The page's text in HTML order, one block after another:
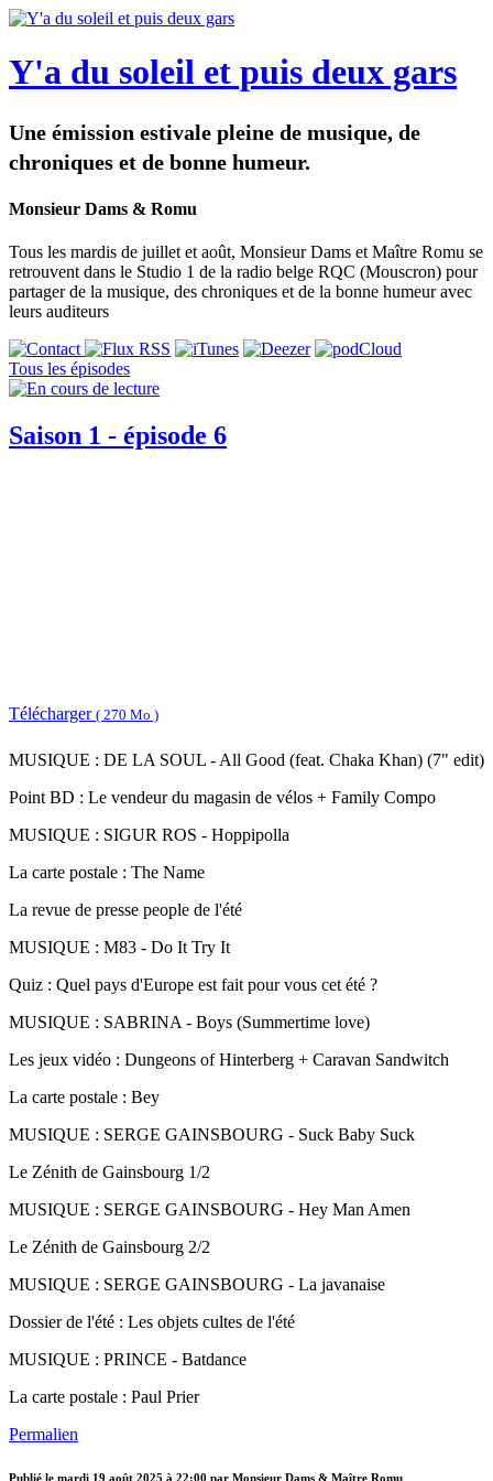
Y'a du soleil et puis deux gars
Une émission estivale pleine de musique, de
chroniques et de bonne humeur.
Monsieur Dams & Romu
Tous les mardis de juillet et août, Monsieur Dams et Maître Romu se
retrouvent dans le Studio 1 de la radio belge RQC (Mouscron) pour
partager de la musique, des chroniques et de la bonne humeur avec
leurs auditeurs
Tous les épisodes
Saison 1 - épisode 6
Télécharger ( 270 Mo )
MUSIQUE : DE LA SOUL - All Good (feat. Chaka Khan) (7" edit)
Point BD : Le vendeur du magasin de vélos + Family Compo
MUSIQUE : SIGUR ROS - Hoppipolla
La carte postale : The Name
La revue de presse people de l'été
MUSIQUE : M83 - Do It Try It
Quiz : Quel pays d'Europe est fait pour vous cet été ?
MUSIQUE : SABRINA - Boys (Summertime love)
Les jeux vidéo : Dungeons of Hinterberg + Caravan Sandwitch
La carte postale : Bey
MUSIQUE : SERGE GAINSBOURG - Suck Baby Suck
Le Zénith de Gainsbourg 1/2
MUSIQUE : SERGE GAINSBOURG - Hey Man Amen
Le Zénith de Gainsbourg 2/2
MUSIQUE : SERGE GAINSBOURG - La javanaise
Dossier de l'été : Les objets cultes de l'été
MUSIQUE : PRINCE - Batdance
La carte postale : Paul Prier
Permalien
Publié le mardi 19 août 2025 à 22:00 par Monsieur Dams & Maître Romu